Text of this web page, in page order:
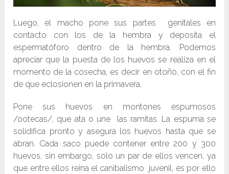
Luego, el macho pone sus partes genitales en
contacto con los de la hembra y deposita el
espermatóforo dentro de la hembra. Podemos
apreciar que la puesta de los huevos se realiza en el
momento de la cosecha, es decir en otoño, con el fin
de que eclosionen en la primavera.
Pone sus huevos en montones espumosos
/ootecas/, que ata o une las ramitas. La espuma se
solidifica pronto y asegura los huevos hasta que se
abran. Cada saco puede contener entre 200 y 300
huevos, sin embargo, solo un par de ellos vencen, ya
que entre ellos reina el canibalismo juvenil, es por ello